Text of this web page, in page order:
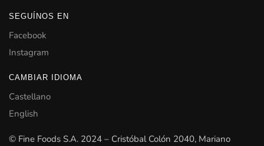
SEGUÍNOS EN
Facebook
Instagram
CAMBIAR IDIOMA
Castellano
English
© Fine Foods S.A. 2024 – Cristóbal Colón 2040, Mariano